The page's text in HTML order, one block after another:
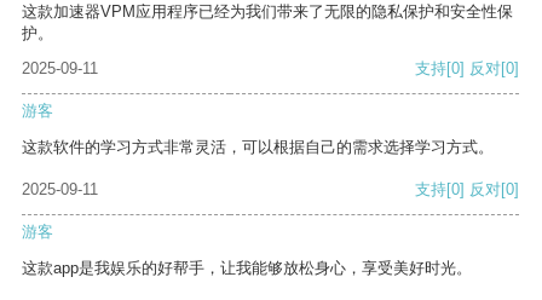
这款加速器VPM应用程序已经为我们带来了无限的隐私保护和安全性保
护。
2025-09-11
支持[0] 反对[0]
游客
这款软件的学习方式非常灵活，可以根据自己的需求选择学习方式。
2025-09-11 支持[0] 反对[0]
游客
这款app是我娱乐的好帮手，让我能够放松身心，享受美好时光。